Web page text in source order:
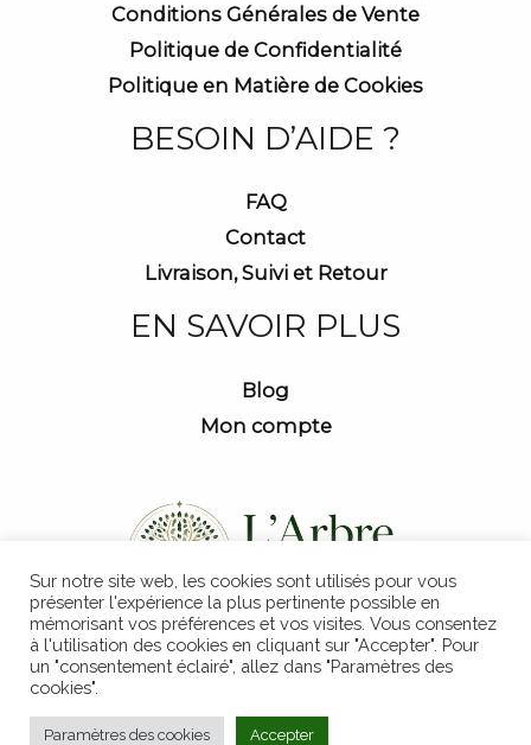
Conditions Générales de Vente
Politique de Confidentialité
Politique en Matière de Cookies
BESOIN D’AIDE ?
FAQ
Contact
Livraison, Suivi et Retour
EN SAVOIR PLUS
Blog
Mon compte
Copyright © 2026 L'Arbre Magique
Sur notre site web, les cookies sont utilisés pour vous
présenter l'expérience la plus pertinente possible en
mémorisant vos préférences et vos visites. Vous consentez
à l'utilisation des cookies en cliquant sur "Accepter". Pour
un "consentement éclairé", allez dans "Paramètres des
cookies".
Paramètres des cookies Accepter